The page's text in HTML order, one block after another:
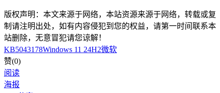
版权声明：本文来源于网络，本站资源来源于网络，转载或复
制请注明出处，如有内容侵犯到您的权益，请第一时间联系本
站删除，无意冒犯请您谅解！
KB5043178Windows 11 24H2微软
赞(0)
阅读
海报